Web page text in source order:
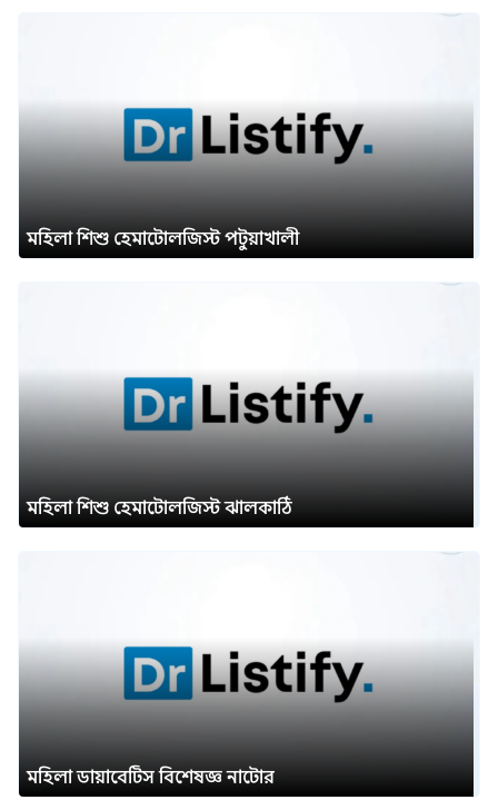
মহিলা শিশু হেমাটোলজিস্ট পটুয়াখালী
মহিলা শিশু হেমাটোলজিস্ট ঝালকাঠি
মহিলা ডায়াবেটিস বিশেষজ্ঞ নাটোর